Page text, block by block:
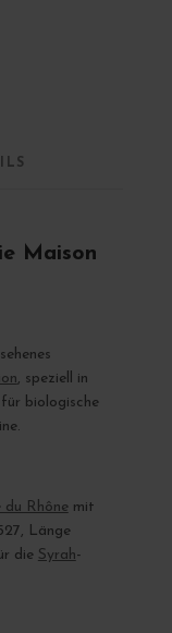
Maison
, speziell in
biologische
du Rhône mit
Länge
die Syrah-